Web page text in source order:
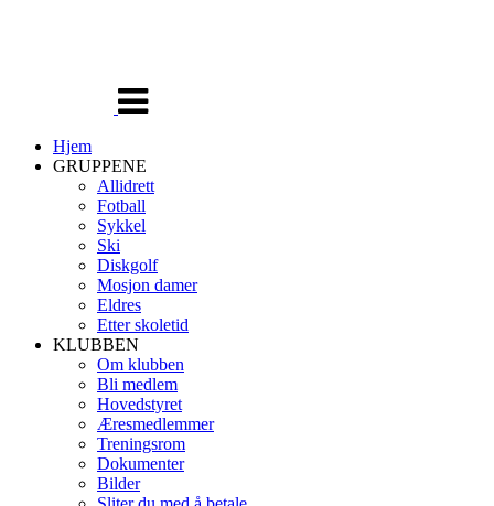
navigasjon
Hjem
GRUPPENE
Allidrett
Fotball
Sykkel
Ski
Diskgolf
Mosjon damer
Eldres
Etter skoletid
KLUBBEN
Om klubben
Bli medlem
Hovedstyret
Æresmedlemmer
Treningsrom
Dokumenter
Bilder